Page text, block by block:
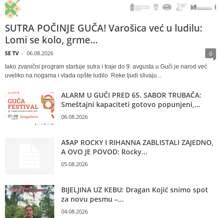
SUTRA POČINJE GUČA! Varošica već u ludilu:
Lomi se kolo, grme...
SE TV - 06.08.2026 0
Iako zvanični program startuje sutra i traje do 9. avgusta u Guči je narod već
uveliko na nogama i vlada opšte ludilo Reke ljudi slivaju...
ALARM U GUČI PRED 65. SABOR TRUBAČA:
Smeštajni kapaciteti gotovo popunjeni,...
06.08.2026
A$AP ROCKY I RIHANNA ZABLISTALI ZAJEDNO,
A OVO JE POVOD: Rocky...
05.08.2026
BIJELJINA UZ KEBU: Dragan Kojić snimo spot
za novu pesmu –...
04.08.2026